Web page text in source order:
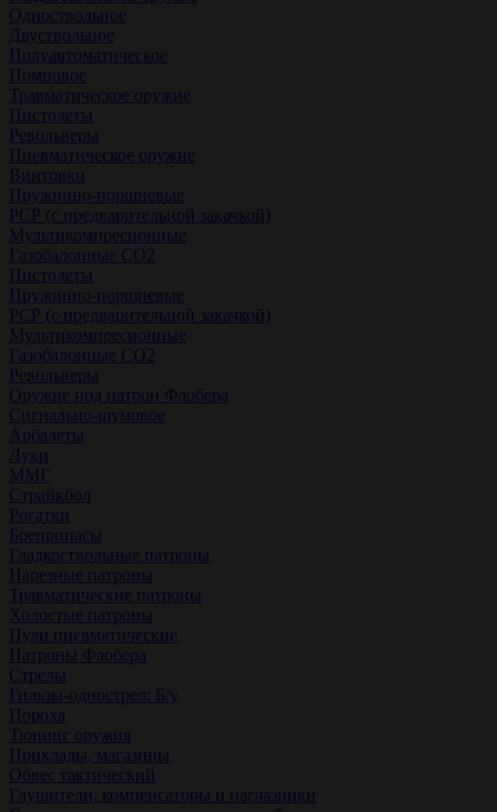
Одноствольное
Двуствольное
Полуавтоматическое
Помповое
Травматическое оружие
Пистолеты
Револьверы
Пневматическое оружие
Винтовки
Пружинно-поршневые
РСР (с предварительной закачкой)
Мультикомпресионные
Газобалонные СО2
Пистолеты
Пружинно-поршневые
РСР (с предварительной закачкой)
Мультикомпресионные
Газобалонные СО2
Револьверы
Оружие под патрон Флобера
Сигнально-шумовое
Арбалеты
Луки
ММГ
Страйкбол
Рогатки
Боеприпасы
Гладкоствольные патроны
Нарезные патроны
Травматические патроны
Холостые патроны
Пули пневматические
Патроны Флобера
Стрелы
Гильзы-однострел: Б/у
Пороха
Тюнинг оружия
Приклады, магазины
Обвес тактический
Глушители, компенсаторы и наглазники